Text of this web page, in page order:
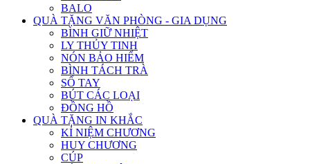
BALO
QUÀ TẶNG VĂN PHÒNG - GIA DỤNG
BÌNH GIỮ NHIỆT
LY THỦY TINH
NÓN BẢO HIỂM
BÌNH TÁCH TRÀ
SỔ TAY
BÚT CÁC LOẠI
ĐỒNG HỒ
QUÀ TẶNG IN KHẮC
KỈ NIỆM CHƯƠNG
HUY CHƯƠNG
CÚP